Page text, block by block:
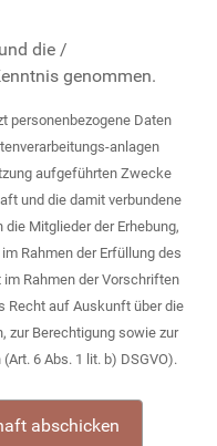
die /
genommen.
personenbezogene Daten
anlagen
aufgeführten Zwecke
und die damit verbundene
Mitglieder der Erhebung,
Rahmen der Erfüllung des
Rahmen der Vorschriften
Recht auf Auskunft über die
zur Berechtigung sowie zur
6 Abs. 1 lit. b) DSGVO).